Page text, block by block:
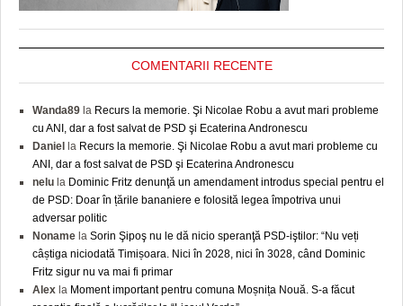
COMENTARII RECENTE
Wanda89 la Recurs la memorie. Şi Nicolae Robu a avut mari probleme
cu ANI, dar a fost salvat de PSD şi Ecaterina Andronescu
Daniel la Recurs la memorie. Şi Nicolae Robu a avut mari probleme cu
ANI, dar a fost salvat de PSD şi Ecaterina Andronescu
nelu la Dominic Fritz denunţă un amendament introdus special pentru el
de PSD: Doar în țările bananiere e folosită legea împotriva unui
adversar politic
Noname la Sorin Şipoş nu le dă nicio speranţă PSD-iştilor: “Nu veți
câștiga niciodată Timișoara. Nici în 2028, nici în 3028, când Dominic
Fritz sigur nu va mai fi primar
Alex la Moment important pentru comuna Moșnița Nouă. S-a făcut